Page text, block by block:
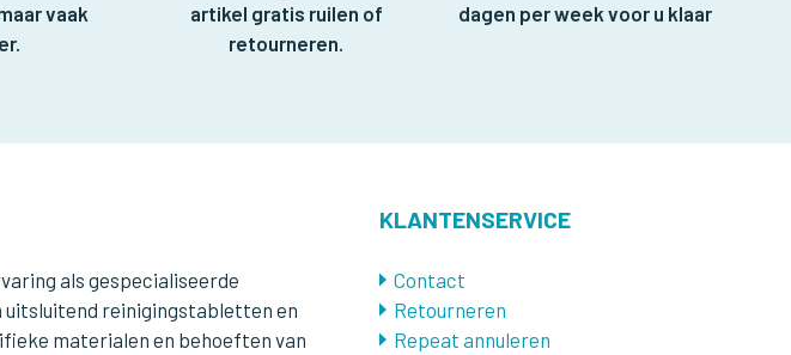
vaak
artikel gratis ruilen of
retourneren.
dagen per week voor u klaar
als gespecialiseerde
uitsluitend reinigingstabletten en
materialen en behoeften van
KLANTENSERVICE
Contact
Retourneren
Repeat annuleren